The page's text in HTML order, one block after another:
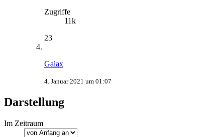
Zugriffe
11k
23
Galax
4. Januar 2021 um 01:07
Darstellung
Im Zeitraum